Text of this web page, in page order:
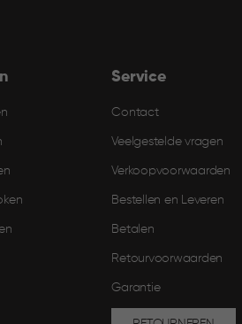
Service
Contact
Veelgestelde vragen
Verkoopvoorwaarden
Bestellen en Leveren​
Betalen
Retourvoorwaarden
Garantie